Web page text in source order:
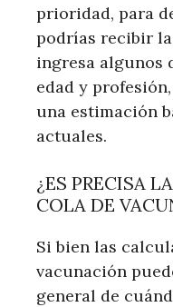
prioridad, para
podrías recibir
ingresa algunos
edad y
una estimación
actuales.
¿ES PRECISA
COLA DE
Si bien las
vacunación
general de